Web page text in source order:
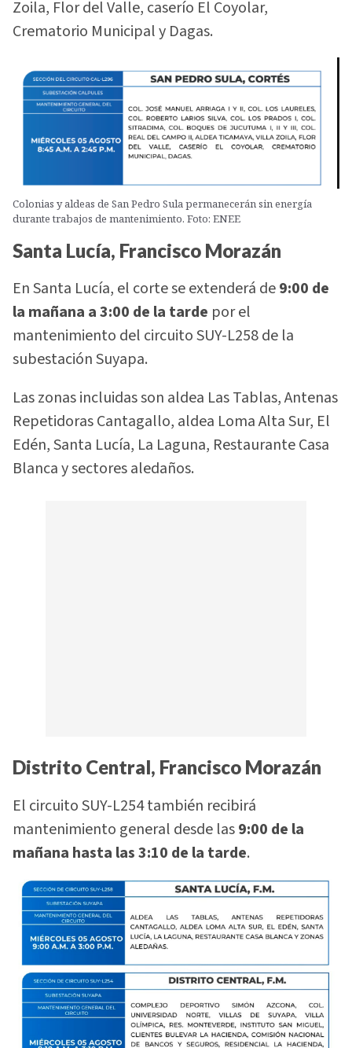
Zoila, Flor del Valle, caserío El Coyolar,
Crematorio Municipal y Dagas.
Colonias y aldeas de San Pedro Sula permanecerán sin energía
durante trabajos de mantenimiento. Foto: ENEE
Santa Lucía, Francisco Morazán
En Santa Lucía, el corte se extenderá de9:00 de
la mañana a 3:00 de la tarde por el
mantenimiento del circuito SUY-L258 de la
subestación Suyapa.
Las zonas incluidas son aldea Las Tablas, Antenas
Repetidoras Cantagallo, aldea Loma Alta Sur, El
Edén, Santa Lucía, La Laguna, Restaurante Casa
Blanca y sectores aledaños.
Distrito Central, Francisco Morazán
El circuito SUY-L254 también recibirá
mantenimiento general desde las9:00 de la
mañana hasta las 3:10 de la tarde.